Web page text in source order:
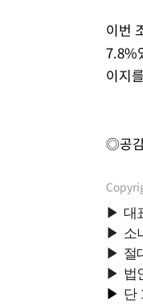
이번
7.8%
이지
◎공